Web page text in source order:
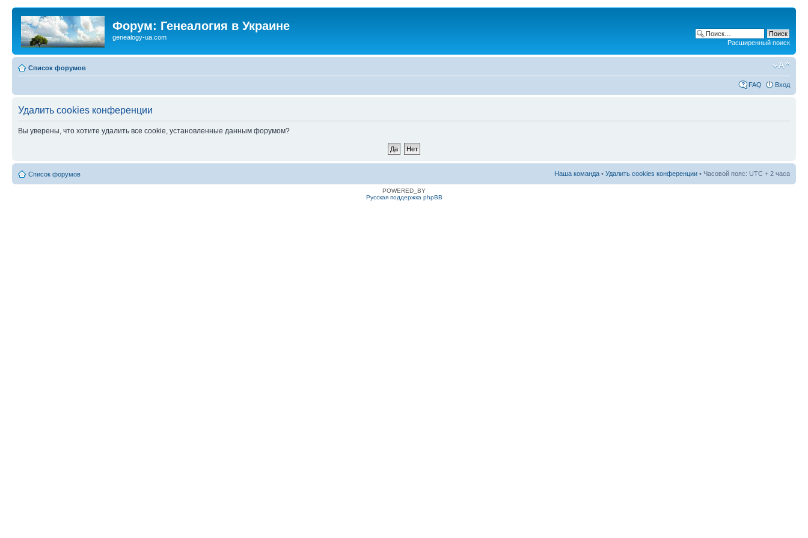
Форум: Генеалогия в Украине
genealogy-ua.com
Расширенный поиск
Список форумов
FAQ Вход
Удалить cookies конференции
Вы уверены, что хотите удалить все cookie, установленные данным форумом?
Список форумов Наша команда • Удалить cookies конференции • Часовой пояс: UTC + 2 часа
POWERED_BY
Русская поддержка phpBB